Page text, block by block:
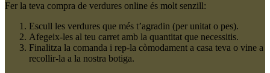
Fer la teva compra de verdures online és molt senzill:
Escull les verdures que més t’agradin (per unitat o pes).
Afegeix-les al teu carret amb la quantitat que necessitis.
Finalitza la comanda i rep-la còmodament a casa teva o vine a
recollir-la a la nostra botiga.